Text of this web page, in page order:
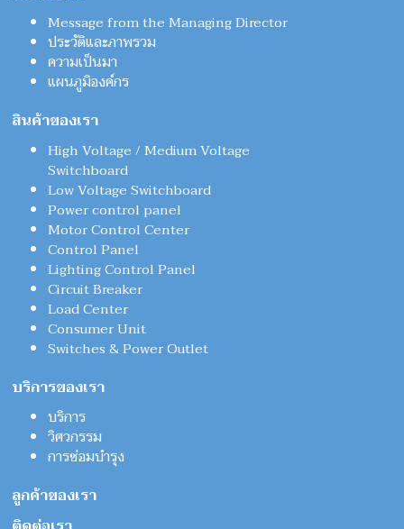
Message from the Managing Director
ประวัติและภาพรวม
ความเป็นมา
แผนภูมิองค์กร
สินค้าของเรา
High Voltage / Medium Voltage
Switchboard
Low Voltage Switchboard
Power control panel
Motor Control Center
Control Panel
Lighting Control Panel
Circuit Breaker
Load Center
Consumer Unit
Switches & Power Outlet
บริการของเรา
บริการ
วิศวกรรม
การซ่อมบำรุง
ลูกค้าของเรา